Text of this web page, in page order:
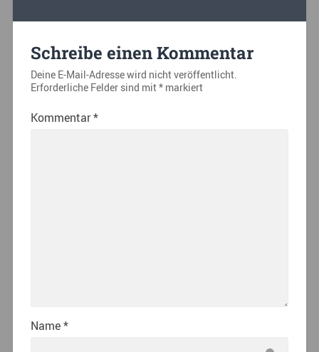
Schreibe einen Kommentar
Deine E-Mail-Adresse wird nicht veröffentlicht.
Erforderliche Felder sind mit*markiert
Kommentar*
Name*